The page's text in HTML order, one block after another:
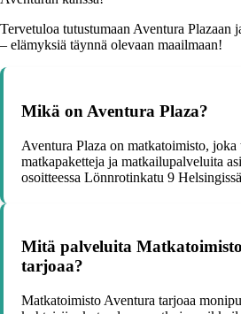
Tervetuloa tutustumaan Aventura Plazaan
– elämyksiä täynnä olevaan maailmaan!
Mikä on Aventura Plaza?
Aventura Plaza on matkatoimisto, joka
matkapaketteja ja matkailupalveluita
osoitteessa Lönnrotinkatu 9
Mitä palveluita
tarjoaa?
Matkatoimisto Aventura tarjoaa